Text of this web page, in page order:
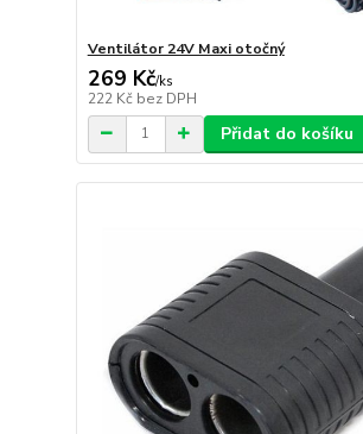
Ventilátor 24V Maxi otočný
269 Kč/ks
222 Kč bez DPH
Přidat do košíku